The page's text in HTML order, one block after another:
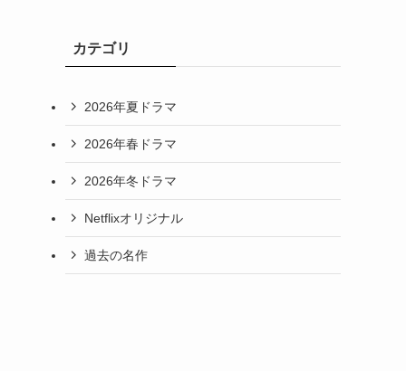
カテゴリ
2026年夏ドラマ
2026年春ドラマ
2026年冬ドラマ
Netflixオリジナル
過去の名作